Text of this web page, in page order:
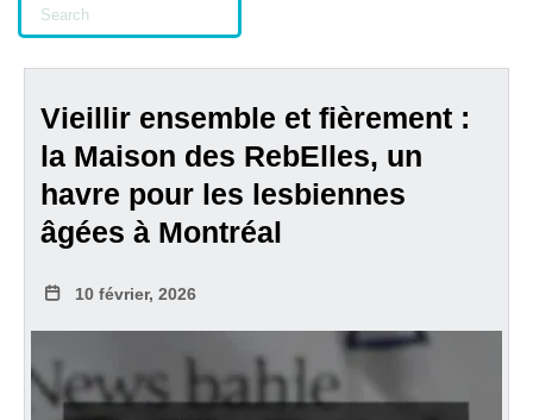
Vieillir ensemble et fièrement :
la Maison des RebElles, un
havre pour les lesbiennes
âgées à Montréal
10 février, 2026